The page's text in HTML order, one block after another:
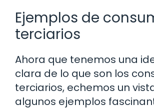
Ejemplos de
terciarios
Ahora que tenemos una
clara de lo que son los
terciarios, echemos un
algunos ejemplos